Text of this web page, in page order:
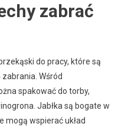
zabrać
do pracy, które są
Wśród
spakować do torby,
Jabłka są bogate w
mogą wspierać układ